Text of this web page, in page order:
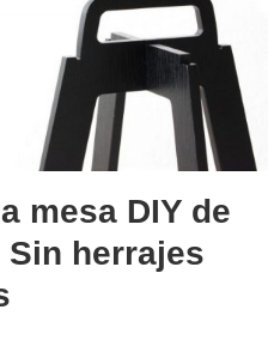
mesa DIY de
herrajes